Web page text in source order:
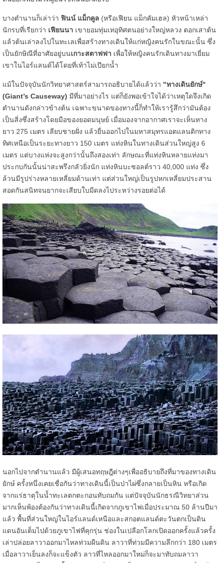
บางตำนานก็เล่าว่า ฟินน์ แม็กคูล (หรีอเฟียน แม็กคัมเฮล) หัวหน้าเหล่า
นักรบที่เรียกว่า เฟียนนา เขายอมทุ่มเทอุทิศตนอย่างใหญ่หลวง ตอกเสาต้น
แล้วต้นเล่าลงไปในทะเลเพื่อสร้างทางเดินให้แก่หญิงคนรักในขณะนั้น ซึ่ง
เป็นยักษิณีที่อาศัยอยู่บนเกาะสตาฟฟา เพื่อให้หญิงคนรักเดินทางมาเยี่ยม
เขาในไอร์แลนด์ได้โดยที่เท้าไม่เปียกน้ำ
แม้ในปัจจุบันนักวิทยาศาสตร์สามารถอธิบายได้แล้วว่า "ทางเดินยักษ์"
(Giant’s Causeway) มีที่มาอย่างไร แต่ก็ยังพอเข้าใจได้ว่าเหตุใดจึงเกิด
ตำนานดังกล่าวข้างต้น เฉพาะขนาดของทางนี้ก็ทำให้เรารู้สึกว่ามันต้อง
เป็นสิ่งซึ่งสร้างโดยมือของยอดมนุษย์ เมื่อมองจากอากาศเราจะเห็นทาง
ยาว 275 เมตร เลียบชายฝั่ง แล้วยื่นออกไปในมหาสมุทรแอตแลนติกทาง
ทิศเหนือเป็นระยะทางยาว 150 เมตร แท่งหินในทางเดินส่วนใหญ่สูง 6
เมตร แต่บางแห่งจะสูงกว่านั้นถึงสองเท่า ลักษณะที่แท่งหินหลายแท่งมา
ประกบกันนั้นน่าสะพรึงกลัวยิ่งนัก แท่งหินบะซอลต์ราว 40,000 แท่ง ซึ่ง
ล้วนมีรูปร่างหลายเหลี่ยมด้านเท่า แต่ส่วนใหญ่เป็นรูปหกเหลี่ยมประสาน
สอดกันสนิทจนยากจะเสียบใบมีดลงไประหว่างรอยต่อได้
นอกไปจากตำนานแล้ว มีผู้เสนอทฤษฎีต่างๆเพื่ออธิบายถึงที่มาของทางเดิน
ยักษ์ ครั้งหนึ่งเคยเชื่อกันว่าทางเดินนี้เป็นป่าไผ่ซึ่งกลายเป็นหิน หรือเกิด
จากแร่ธาตุในน้ำทะเลตกตะกอนทับถมกัน แต่ปัจจุบันนักธรณีวิทยาส่วน
มากเห็นพ้องต้องกันว่าทางเดินนี้เกิดจากภูเขาไฟเมื่อประมาณ 50 ล้านปีมา
แล้ว พื้นที่ส่วนใหญ่ในไอร์แลนด์เหนือและสกอตแลนด์ตะวันตกเป็นดิน
แดนอันเต็มไปด้วยภูเขาไฟที่คุกรุ่น ช่องในเปลือกโลกเปิดออกครั้งแล้วครั้ง
เล่าปล่อยลาวาออกมาไหลท่วมผืนดิน ลาวาที่ท่วมมีความลึกกว่า 180 เมตร
เมื่อลาวาเย็นลงก็จะแข็งตัว ลาวที่ไหลออกมาใหม่ก็จะมาทับถมลาวา